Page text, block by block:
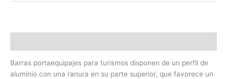
Barras portaequipajes para turismos disponen de un perfil de
aluminio con una ranura en su parte superior, que favorece un